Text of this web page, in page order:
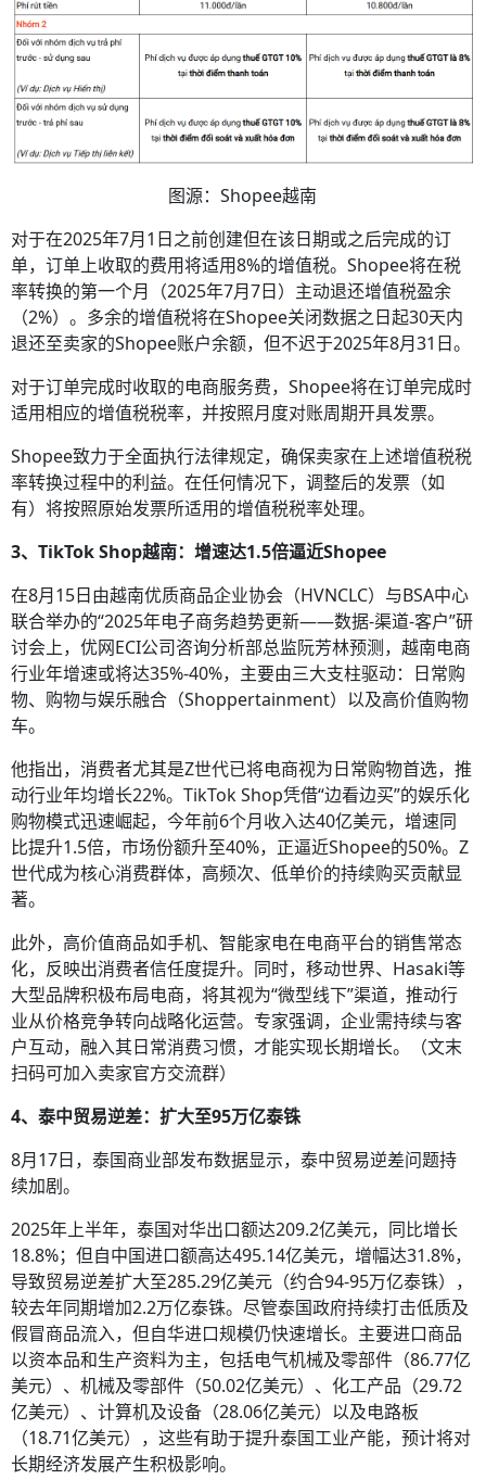
图源：Shopee越南
对于在2025年7月1日之前创建但在该日期或之后完成的订
单，订单上收取的费用将适用8%的增值税。Shopee将在税
率转换的第一个月（2025年7月7日）主动退还增值税盈余
（2%）。多余的增值税将在Shopee关闭数据之日起30天内
退还至卖家的Shopee账户余额，但不迟于2025年8月31日。
对于订单完成时收取的电商服务费，Shopee将在订单完成时
适用相应的增值税税率，并按照月度对账周期开具发票。
Shopee致力于全面执行法律规定，确保卖家在上述增值税税
率转换过程中的利益。在任何情况下，调整后的发票（如
有）将按照原始发票所适用的增值税税率处理。
3、TikTok Shop越南：增速达1.5倍逼近Shopee
在8月15日由越南优质商品企业协会（HVNCLC）与BSA中心
联合举办的“2025年电子商务趋势更新——数据-渠道-客户”研
讨会上，优网ECI公司咨询分析部总监阮芳林预测，越南电商
行业年增速或将达35%-40%，主要由三大支柱驱动：日常购
物、购物与娱乐融合（Shoppertainment）以及高价值购物
车。
他指出，消费者尤其是Z世代已将电商视为日常购物首选，推
动行业年均增长22%。TikTok Shop凭借“边看边买”的娱乐化
购物模式迅速崛起，今年前6个月收入达40亿美元，增速同
比提升1.5倍，市场份额升至40%，正逼近Shopee的50%。Z
世代成为核心消费群体，高频次、低单价的持续购买贡献显
著。
此外，高价值商品如手机、智能家电在电商平台的销售常态
化，反映出消费者信任度提升。同时，移动世界、Hasaki等
大型品牌积极布局电商，将其视为“微型线下”渠道，推动行
业从价格竞争转向战略化运营。专家强调，企业需持续与客
户互动，融入其日常消费习惯，才能实现长期增长。（文末
扫码可加入卖家官方交流群）
4、泰中贸易逆差：扩大至95万亿泰铢
8月17日，泰国商业部发布数据显示，泰中贸易逆差问题持
续加剧。
2025年上半年，泰国对华出口额达209.2亿美元，同比增长
18.8%；但自中国进口额高达495.14亿美元，增幅达31.8%，
导致贸易逆差扩大至285.29亿美元（约合94-95万亿泰铢），
较去年同期增加2.2万亿泰铢。尽管泰国政府持续打击低质及
假冒商品流入，但自华进口规模仍快速增长。主要进口商品
以资本品和生产资料为主，包括电气机械及零部件（86.77亿
美元）、机械及零部件（50.02亿美元）、化工产品（29.72
亿美元）、计算机及设备（28.06亿美元）以及电路板
（18.71亿美元），这些有助于提升泰国工业产能，预计将对
长期经济发展产生积极影响。